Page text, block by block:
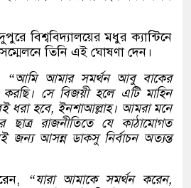
বিশ্ববিদ্যালয়ের মধুর ক্যান্টিনে
তিনি এই ঘোষণা দেন।
“আমি আমার সমর্থন আবু বাকের
করছি। সে বিজয়ী হলে এটি মাহিন
ধরা হবে, ইনশাআল্লাহ। আমরা মনে
ছাত্র রাজনীতিতে যে কাঠামোগত
জন্য আসন্ন ডাকসু নির্বাচন অত্যন্ত
“যারা আমাকে সমর্থন করেন,